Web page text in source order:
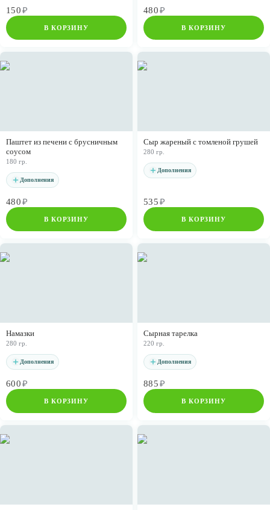
150 ₽
В КОРЗИНУ
480 ₽
В КОРЗИНУ
Паштет из печени с брусничным
соусом
180 гр.
Дополнения
480 ₽
В КОРЗИНУ
Сыр жареный с томленой грушей
280 гр.
Дополнения
535 ₽
В КОРЗИНУ
Намазки
280 гр.
Дополнения
600 ₽
В КОРЗИНУ
Сырная тарелка
220 гр.
Дополнения
885 ₽
В КОРЗИНУ